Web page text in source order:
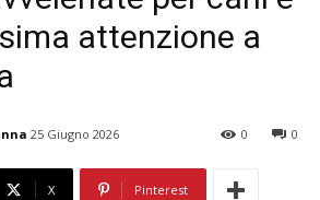
attenzione a
25 Giugno 2026 0
0
X Pinterest